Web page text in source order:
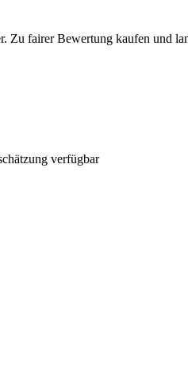
Zu fairer Bewertung kaufen und
verfügbar